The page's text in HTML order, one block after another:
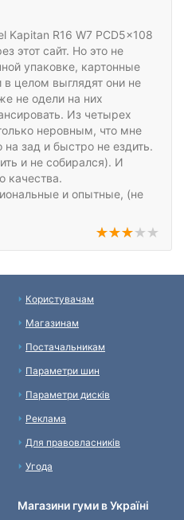
Kapitan R16 W7 PCD5x108
этот сайт. Но это не
упаковке, картонные
целом выглядят они не
не одели на них
Из четырех
неровным, что мне
на зад и быстро не ездить.
и не собирался). И
качества.
и опытные, (не
Користувачам
Магазинам
Постачальникам
Параметри шин
Параметри дисків
Реклама
Для правовласників
Угода
Магазини гуми в Україні